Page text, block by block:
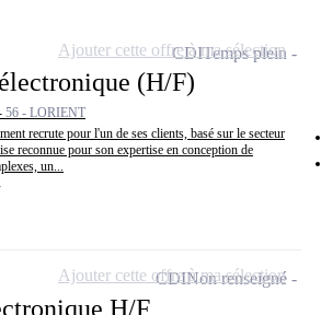
(H/F)
56 - LORIENT
recrute pour l'un de ses clients, basé sur le secteur
reconnue pour son expertise en conception de
un...
CDITemps plein
Ajouter cette offre à ma sélection
H/F
CDINon renseigné
Ajouter cette offre à ma sélection